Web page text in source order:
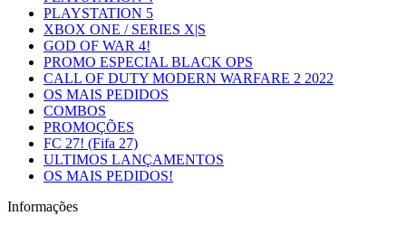
PLAYSTATION 5
XBOX ONE / SERIES X|S
GOD OF WAR 4!
PROMO ESPECIAL BLACK OPS
CALL OF DUTY MODERN WARFARE 2 2022
OS MAIS PEDIDOS
COMBOS
PROMOÇÕES
FC 27! (Fifa 27)
ULTIMOS LANÇAMENTOS
OS MAIS PEDIDOS!
Informações